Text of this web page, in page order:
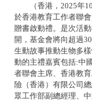
（香港，2025年
於香港教育工作者聯
贈書啟動禮。是次活
開，基金會將向超過
生動故事推動生物多
動的主禮嘉賓包括:中
者聯會主席、香港教
險（香港）有限公司
眾工作部副總經理、